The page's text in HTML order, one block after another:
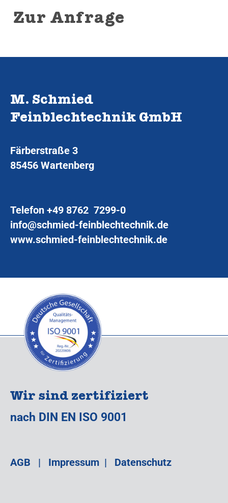
Zur Anfrage
M. Schmied
Feinblechtechnik GmbH
Färberstraße 3
85456 Wartenberg
Telefon +49 8762 7299-0
info@schmied-feinblechtechnik.de
www.schmied-feinblechtechnik.de
Wir sind zertifiziert
nach DIN EN ISO 9001
AGB | Impressum | Datenschutz